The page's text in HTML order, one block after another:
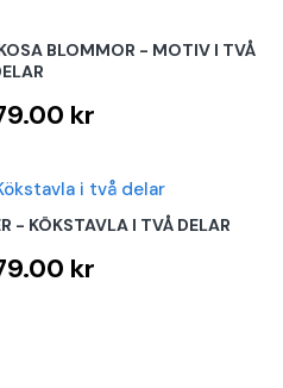
BLOMMOR - MOTIV I TVÅ
kr
- KÖKSTAVLA I TVÅ DELAR
kr